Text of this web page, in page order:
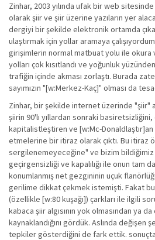
Zinhar, 2003 yılında ufak bir web
olarak şiir ve şiir üzerine yazıların yer
dergiyi bir şekilde elektronik ortamda
ulaştırmak için yollar aramaya
girişimlerin normal matbuat yolu ile okura
yolları çok kısıtlandı ve yoğunluk
trafiğin içinde akması zorlaştı. Burada
sayımızın "[w:Merkez-Kaç]" olması da
Zinhar, bir şekilde internet üzerinde "şiir"
şiirin 90'lı yıllardan sonraki
kapitalistleştiren ve [w:Mc-
etmelerine bir itiraz olarak çıktı. Bu itiraz
sergilenemeyeceğine" ve bizim
geçirgensizliği ve kapalılığı ile onun tam
konumlanmış net gezgininin uçuk
gerilime dikkat çekmek istemişti. Fakat
(özellikle [w:80 kuşağı]) çarkları ile ilgili
kabaca şiir algısının yok olmasından ya
kaynaklandığını gördük. Aslında değişen
tepkiler gösterdiğini de fark ettik. sonuçta